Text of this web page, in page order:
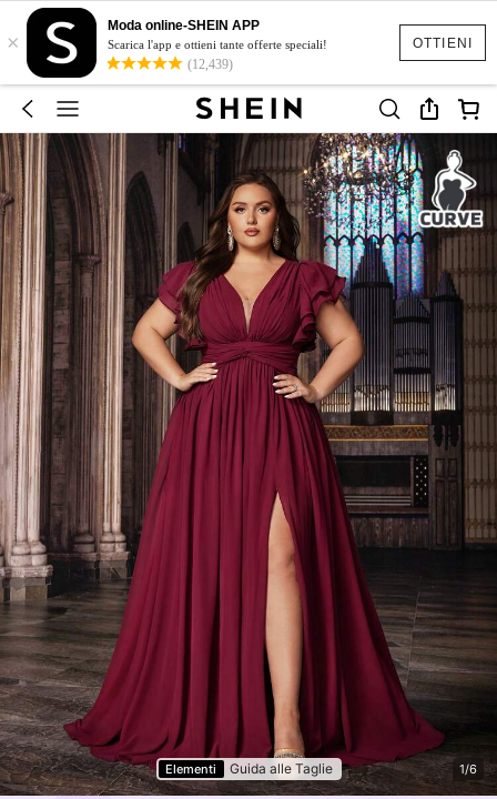
OTTIENI
×
Moda online-SHEIN APP
Scarica l'app e ottieni tante offerte speciali!
(12,439)
Elementi Guida alle Taglie 1/6